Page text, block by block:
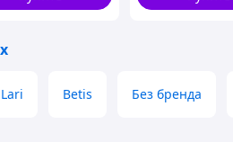
Lari Betis Без бренда